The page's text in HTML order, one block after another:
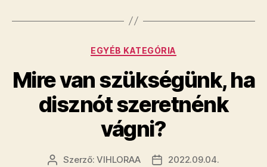
Kategóriák
EGYÉB KATEGÓRIA
Mire van szükségünk, ha
disznót szeretnénk
vágni?
Bejegyzés
Szerző:VIHLORAA
Bejegyzés
2022.09.04.